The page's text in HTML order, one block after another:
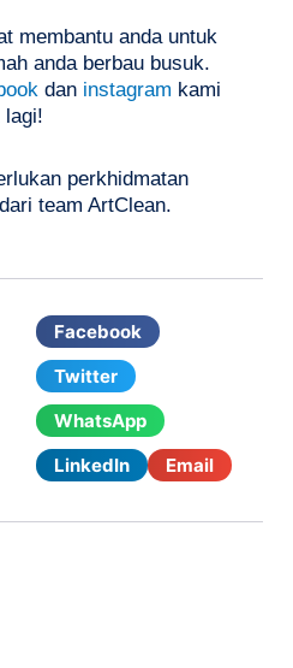
membantu anda untuk
anda berbau busuk.
dan instagram kami
lagi!
perkhidmatan
team ArtClean.
Facebook
Twitter
WhatsApp
LinkedIn
Email